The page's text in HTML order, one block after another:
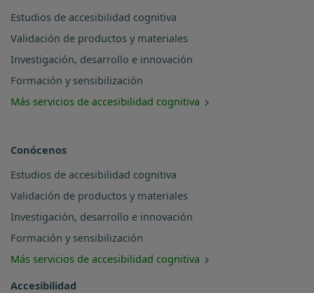
Estudios de accesibilidad cognitiva
Validación de productos y materiales
Investigación, desarrollo e innovación
Formación y sensibilización
Más servicios de accesibilidad cognitiva
Conócenos
Estudios de accesibilidad cognitiva
Validación de productos y materiales
Investigación, desarrollo e innovación
Formación y sensibilización
Más servicios de accesibilidad cognitiva
Accesibilidad